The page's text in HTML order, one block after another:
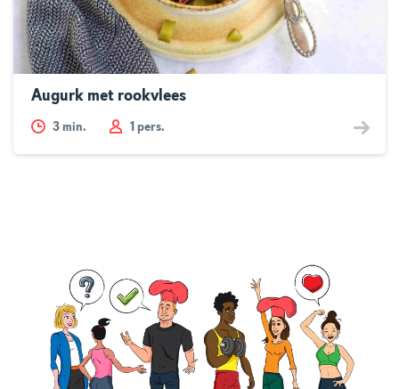
Augurk met rookvlees
3 min. 1 pers.